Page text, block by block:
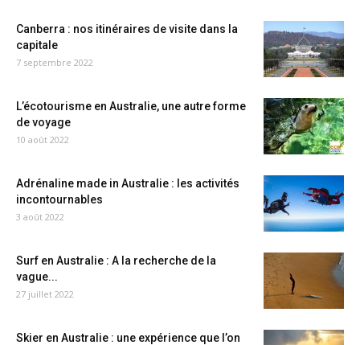
Canberra : nos itinéraires de visite dans la
capitale
7 septembre 2022
L’écotourisme en Australie, une autre forme
de voyage
10 août 2022
Adrénaline made in Australie : les activités
incontournables
3 août 2022
Surf en Australie : A la recherche de la
vague...
27 juillet 2022
Skier en Australie : une expérience que l’on